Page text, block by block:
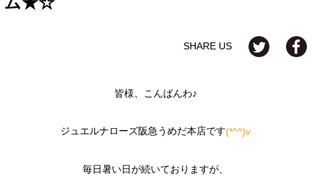
SHARE US
皆様、こんばんわ♪
ジュエルナローズ阪急うめだ本店です(*^^)v
毎日暑い日が続いておりますが、